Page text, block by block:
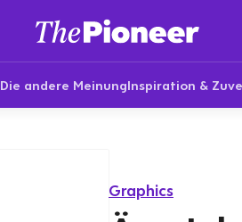
Die andere MeinungInspiration &
Graphics